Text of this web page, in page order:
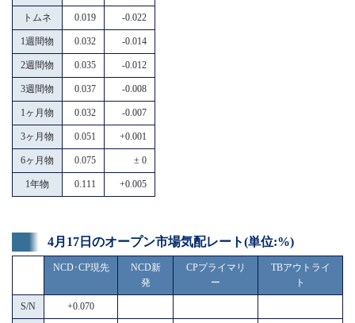
トムネ 0.019 -0.022
1週間物 0.032 -0.014
2週間物 0.035 -0.012
3週間物 0.037 -0.008
1ヶ月物 0.032 -0.007
3ヶ月物 0.051 +0.001
6ヶ月物 0.075 ± 0
1年物 0.111 +0.005
4月17日のオープン市場気配レート(単位:%)
NCD･CP現先
NCD新
発
CPプライマリ
ー
TBアウトライ
ト
S/N +0.070